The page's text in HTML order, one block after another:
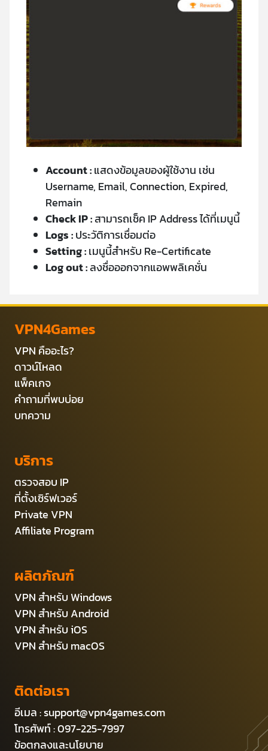
Account :แสดงข้อมูลของผู้ใช้งาน เช่น
Username, Email, Connection, Expired,
Remain
Check IP :สามารถเช็ค IP Address ได้ที่เมนูนี้
Logs :ประวัติการเชื่อมต่อ
Setting :เมนูนี้สำหรับ Re-Certificate
Log out :ลงชื่อออกจากแอพพลิเคชั่น
VPN4Games
VPN คืออะไร?
ดาวน์โหลด
แพ็คเกจ
คำถามที่พบบ่อย
บทความ
บริการ
ตรวจสอบ IP
ที่ตั้งเซิร์ฟเวอร์
Private VPN
Affiliate Program
ผลิตภัณฑ์
VPN สำหรับ Windows
VPN สำหรับ Android
VPN สำหรับ iOS
VPN สำหรับ macOS
ติดต่อเรา
อีเมล :support@vpn4games.com
โทรศัพท์ : 097-225-7997
ข้อตกลงและนโยบาย